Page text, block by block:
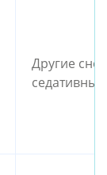
Другие
седативные